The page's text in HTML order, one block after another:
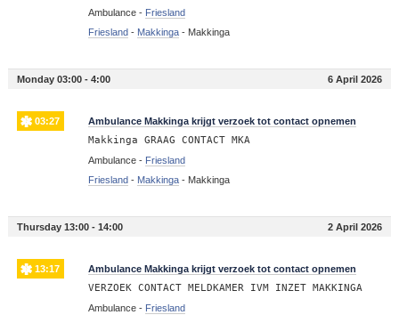
Ambulance - Friesland
Friesland - Makkinga- Makkinga
Monday 03:00 - 4:00 6 April 2026
03:27 Ambulance Makkinga krijgt verzoek tot contact opnemen
Makkinga GRAAG CONTACT MKA
Ambulance - Friesland
Friesland - Makkinga- Makkinga
Thursday 13:00 - 14:00 2 April 2026
13:17 Ambulance Makkinga krijgt verzoek tot contact opnemen
VERZOEK CONTACT MELDKAMER IVM INZET MAKKINGA
Ambulance - Friesland